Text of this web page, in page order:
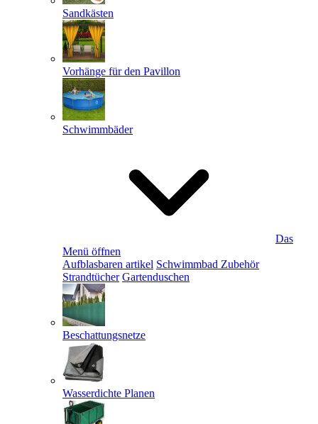
Sandkästen
Vorhänge für den Pavillon
Schwimmbäder
Das
Menü öffnen
Aufblasbaren artikel Schwimmbad Zubehör
Strandtücher Gartenduschen
Beschattungsnetze
Wasserdichte Planen